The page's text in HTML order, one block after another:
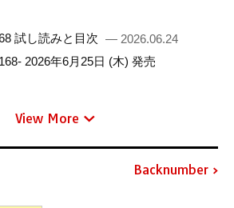
試し読みと目次 — 2026.06.24
2026年6月25日 (木) 発売
View More
Backnumber